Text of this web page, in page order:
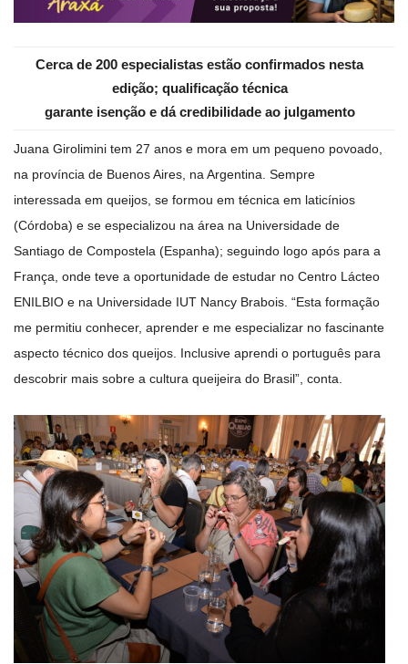
Cerca de 200 especialistas estão confirmados nesta
edição; qualificação técnica
garante isenção e dá credibilidade ao julgamento
Juana Girolimini tem 27 anos e mora em um pequeno povoado,
na província de Buenos Aires, na Argentina. Sempre
interessada em queijos, se formou em técnica em laticínios
(Córdoba) e se especializou na área na Universidade de
Santiago de Compostela (Espanha); seguindo logo após para a
França, onde teve a oportunidade de estudar no Centro Lácteo
ENILBIO e na Universidade IUT Nancy Brabois. “Esta formação
me permitiu conhecer, aprender e me especializar no fascinante
aspecto técnico dos queijos. Inclusive aprendi o português para
descobrir mais sobre a cultura queijeira do Brasil”, conta.